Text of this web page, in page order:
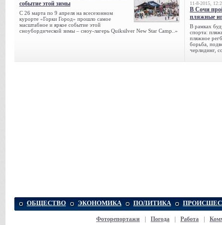
событие этой зимы
С 26 марта по 9 апреля на всесезонном
курорте «Горки Город» прошло самое
масштабное и яркое событие этой
сноубордической зимы – сноу-лагерь Quiksilver New Star Camp..»
11-8-2015,
В Сочи
пляжные
В рамках
спорта:
пляжное
борьба,
черлидинг,
ОБЩЕСТВО ЭКОНОМИКА ПОЛИТИКА
Фоторепортажи Погода Работа